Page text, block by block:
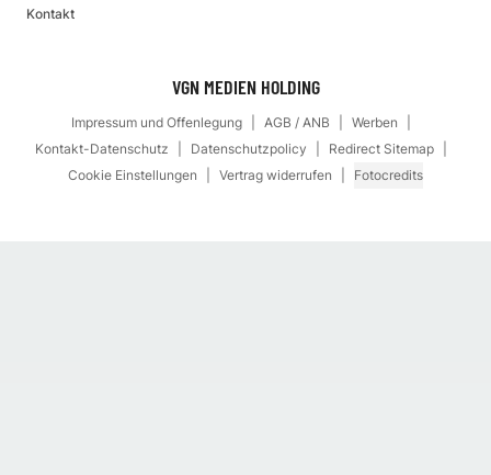
Kontakt
VGN MEDIEN HOLDING
Impressum und Offenlegung AGB / ANB
Werben
Kontakt-Datenschutz
Datenschutzpolicy
Redirect Sitemap
Cookie Einstellungen
Vertrag widerrufen Fotocredits